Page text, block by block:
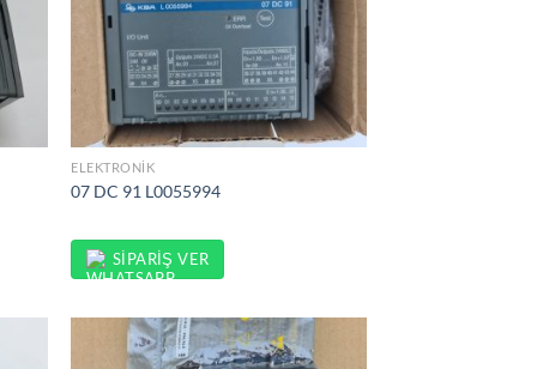
ELEKTRONIK
07 DC 91 L0055994
SIPARIŞ VER